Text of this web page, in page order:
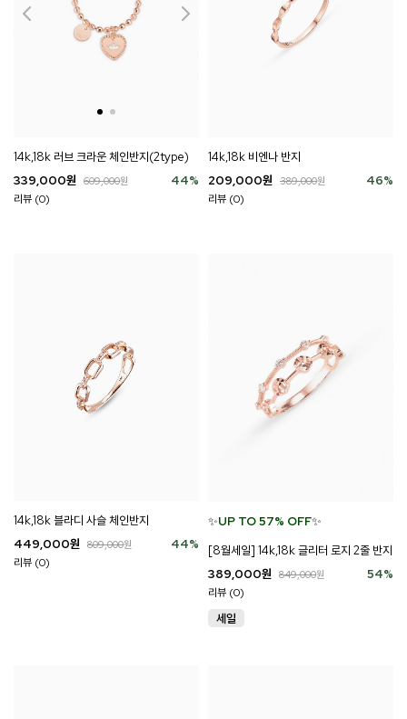
14k,18k 러브 크라운 체인반지(2type)
44%
339,000원 609,000원
리뷰 (0)
14k,18k 비엔나 반지
46%
209,000원 389,000원
리뷰 (0)
14k,18k 블라디 사슬 체인반지
44%
449,000원 809,000원
리뷰 (0)
✨UP TO 57% OFF✨
[8월세일] 14k,18k 글리터 로지 2줄 반지
54%
389,000원 849,000원
리뷰 (0)